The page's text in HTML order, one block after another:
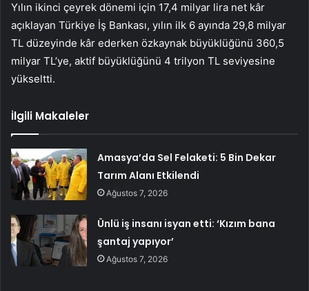
Yılın ikinci çeyrek dönemi için 17,4 milyar lira net kâr
açıklayan Türkiye İş Bankası, yılın ilk 6 ayında 29,8 milyar
TL düzeyinde kâr ederken özkaynak büyüklüğünü 360,5
milyar TL’ye, aktif büyüklüğünü 4 trilyon TL seviyesine
yükseltti.
İlgili Makaleler
Amasya’da Sel Felaketi: 5 Bin Dekar
Tarım Alanı Etkilendi
Ağustos 7, 2026
Ünlü iş insanı isyan etti: ‘Kızım bana
şantaj yapıyor’
Ağustos 7, 2026